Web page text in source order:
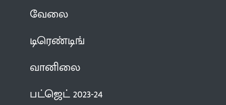
வேலை
டிரெண்டிங்
வானிலை
பட்ஜெட் 2023-24